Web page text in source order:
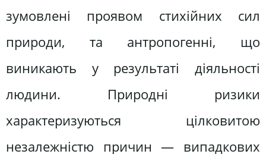
зумовлені проявом стихійних сил
природи, та антропогенні, що
виникають у результаті діяльності
людини. Природні ризики
характеризуються цілковитою
незалежністю причин — випадкових